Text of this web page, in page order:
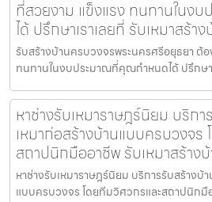
ที่สวยงาม แข็งแรง ทนทานใน
ได้ ปรึกษาเราเลยที่ รับเหมาสร้า
รับสร้างบ้านครบวงจรพระนครศรีอยุธยา ต้
ทนทานในงบประมาณที่คุณกำหนดได้ ปรึกษา
หาช่างรับเหมาราษฎร์นิยม บริกา
เหมาก่อสร้างบ้านแบบครบวงจร
สถาปนิกมืออาชีพ รับเหมาสร้าง
หาช่างรับเหมาราษฎร์นิยม บริการรับสร้างบ้
แบบครบวงจร โดยทีมวิศวกรและสถาปนิกมื